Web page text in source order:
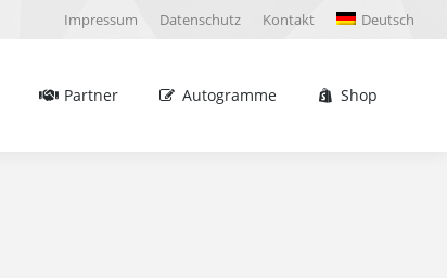
Impressum Datenschutz Kontakt Deutsch
Partner Autogramme Shop
Partner Autogramme Shop